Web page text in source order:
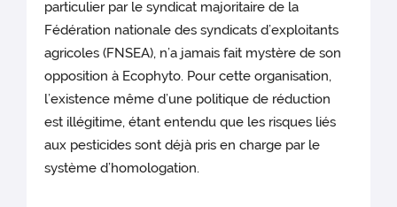
particulier par le syndicat majoritaire de la
Fédération nationale des syndicats d’exploitants
agricoles (FNSEA), n’a jamais fait mystère de son
opposition à Ecophyto. Pour cette organisation,
l’existence même d’une politique de réduction
est illégitime, étant entendu que les risques liés
aux pesticides sont déjà pris en charge par le
système d’homologation.